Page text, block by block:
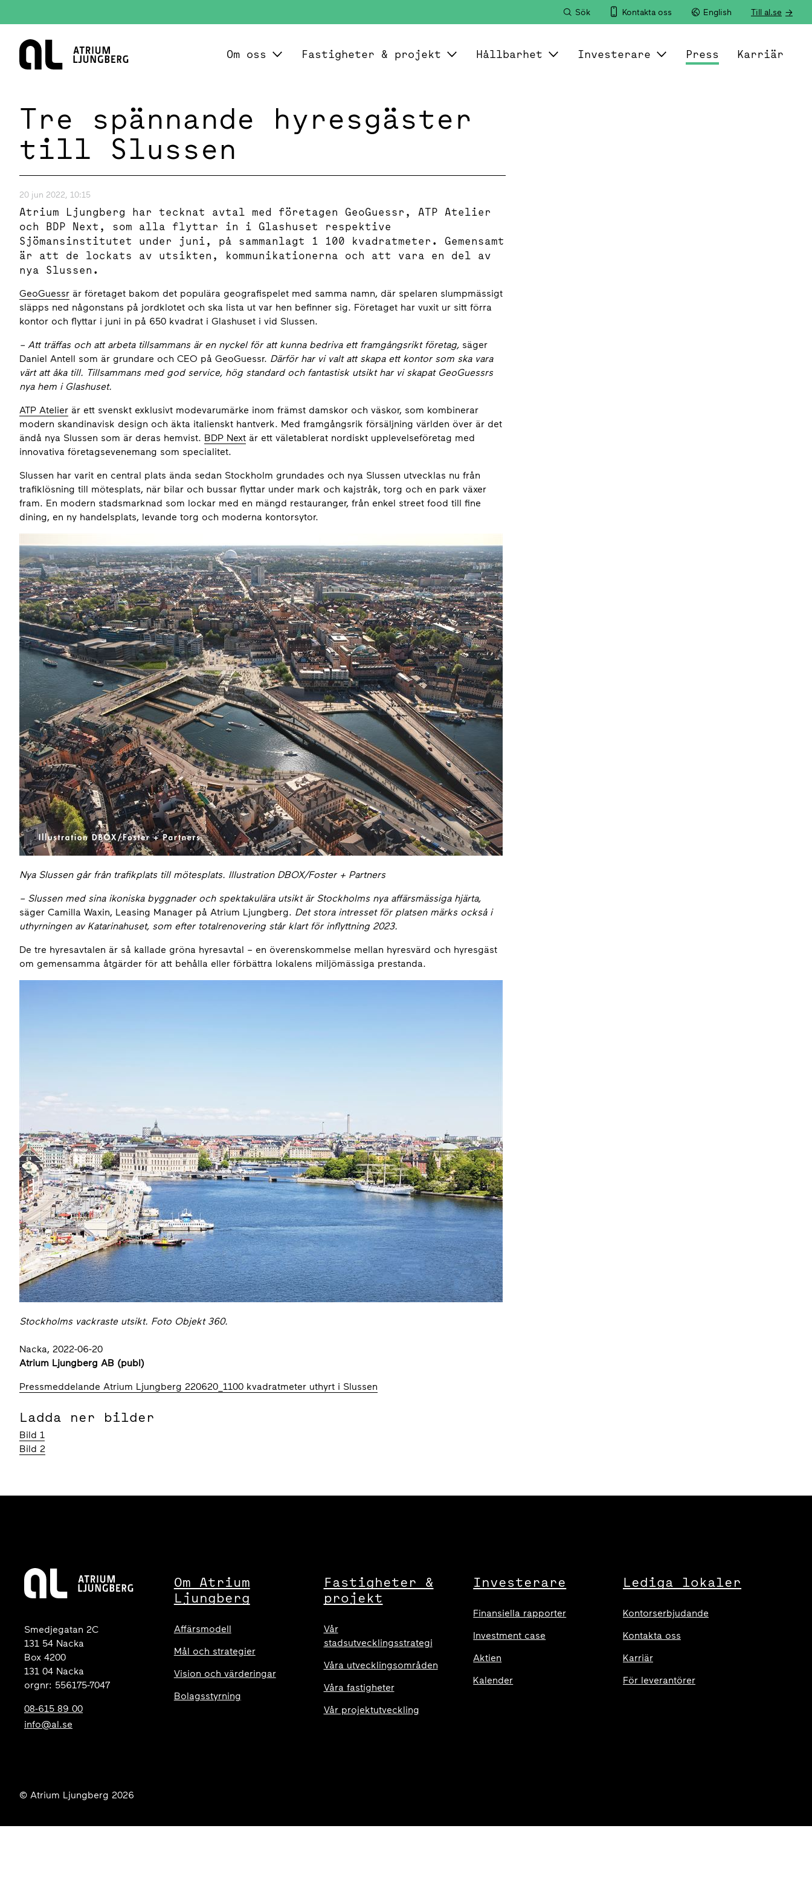
Sök Kontakta oss English Till al.se
Hem
Om oss Fastigheter & projekt Hållbarhet Investerare Press Karriär
Tre spännande hyresgäster
till Slussen
20 jun 2022, 10:15
Atrium Ljungberg har tecknat avtal med företagen GeoGuessr, ATP Atelier
och BDP Next, som alla flyttar in i Glashuset respektive
Sjömansinstitutet under juni, på sammanlagt 1 100 kvadratmeter. Gemensamt
är att de lockats av utsikten, kommunikationerna och att vara en del av
nya Slussen.
GeoGuessr är företaget bakom det populära geografispelet med samma namn, där spelaren slumpmässigt
släpps ned någonstans på jordklotet och ska lista ut var hen befinner sig. Företaget har vuxit ur sitt förra
kontor och flyttar i juni in på 650 kvadrat i Glashuset i vid Slussen.
– Att träffas och att arbeta tillsammans är en nyckel för att kunna bedriva ett framgångsrikt företag, säger
Daniel Antell som är grundare och CEO på GeoGuessr. Därför har vi valt att skapa ett kontor som ska vara
värt att åka till. Tillsammans med god service, hög standard och fantastisk utsikt har vi skapat GeoGuessrs
nya hem i Glashuset.
ATP Atelier är ett svenskt exklusivt modevarumärke inom främst damskor och väskor, som kombinerar
modern skandinavisk design och äkta italienskt hantverk. Med framgångsrik försäljning världen över är det
ändå nya Slussen som är deras hemvist. BDP Next är ett väletablerat nordiskt upplevelseföretag med
innovativa företagsevenemang som specialitet.
Slussen har varit en central plats ända sedan Stockholm grundades och nya Slussen utvecklas nu från
trafiklösning till mötesplats, när bilar och bussar flyttar under mark och kajstråk, torg och en park växer
fram. En modern stadsmarknad som lockar med en mängd restauranger, från enkel street food till fine
dining, en ny handelsplats, levande torg och moderna kontorsytor.
Nya Slussen går från trafikplats till mötesplats. Illustration DBOX/Foster + Partners
– Slussen med sina ikoniska byggnader och spektakulära utsikt är Stockholms nya affärsmässiga hjärta,
säger Camilla Waxin, Leasing Manager på Atrium Ljungberg. Det stora intresset för platsen märks också i
uthyrningen av Katarinahuset, som efter totalrenovering står klart för inflyttning 2023.
De tre hyresavtalen är så kallade gröna hyresavtal – en överenskommelse mellan hyresvärd och hyresgäst
om gemensamma åtgärder för att behålla eller förbättra lokalens miljömässiga prestanda.
Stockholms vackraste utsikt. Foto Objekt 360.
Nacka, 2022-06-20
Atrium Ljungberg AB (publ)
Pressmeddelande Atrium Ljungberg 220620_1100 kvadratmeter uthyrt i Slussen
Ladda ner bilder
Bild 1
Bild 2
Smedjegatan 2C
131 54 Nacka
Box 4200
131 04 Nacka
orgnr: 556175-7047
08-615 89 00
info@al.se
Om Atrium
Ljungberg
Affärsmodell
Mål och strategier
Vision och värderingar
Bolagsstyrning
Fastigheter &
projekt
Vår
stadsutvecklingsstrategi
Våra utvecklingsområden
Våra fastigheter
Vår projektutveckling
Investerare
Finansiella rapporter
Investment case
Aktien
Kalender
Lediga lokaler
Kontorserbjudande
Kontakta oss
Karriär
För leverantörer
© Atrium Ljungberg 2026